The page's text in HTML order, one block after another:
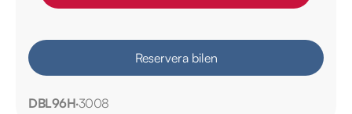
Reservera bilen
DBL96H3008